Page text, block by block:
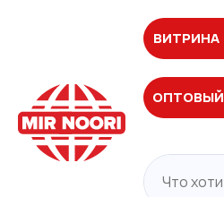
ВИТРИНА
ОПТОВЫЙ